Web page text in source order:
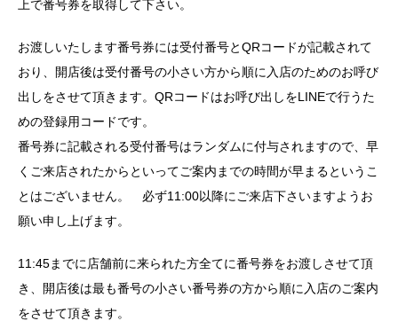
上で番号券を取得して下さい。
お渡しいたします番号券には受付番号とQRコードが記載されて
おり、開店後は受付番号の小さい方から順に入店のためのお呼び
出しをさせて頂きます。QRコードはお呼び出しをLINEで行うた
めの登録用コードです。
番号券に記載される受付番号はランダムに付与されますので、早
くご来店されたからといってご案内までの時間が早まるというこ
とはございません。 必ず11:00以降にご来店下さいますようお
願い申し上げます。
11:45までに店舗前に来られた方全てに番号券をお渡しさせて頂
き、開店後は最も番号の小さい番号券の方から順に入店のご案内
をさせて頂きます。